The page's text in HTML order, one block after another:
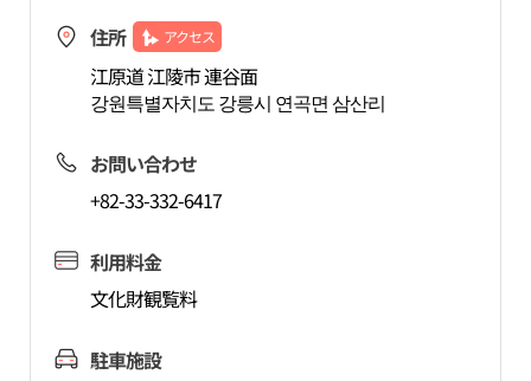
住所 アクセス
江原道 江陵市 連谷面
강원특별자치도 강릉시 연곡면 삼산리
お問い合わせ
+82-33-332-6417
利用料金
文化財観覧料
駐車施設